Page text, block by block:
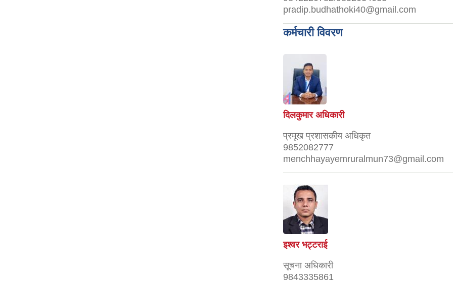
pradip.budhathoki40@gmail.com
कर्मचारी विवरण
दिलकुमार अधिकारी
प्रमूख प्रशासकीय अधिकृत
9852082777
menchhayayemruralmun73@gmail.com
इश्वर भट्टराई
सूचना अधिकारी
9843335861